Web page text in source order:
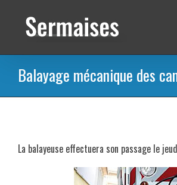
contenu
Balayage mécanique des
La balayeuse effectuera son passage le